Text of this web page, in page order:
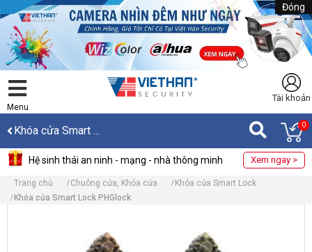
Đóng
Menu
Tài khoản
Khóa cửa Smart ... 0
Hệ sinh thái an ninh - mạng - nhà thông minh Xem ngay >
Trang chủ Chuông cửa, Khóa cửa
Khóa cửa Smart Lock
Khóa cửa Smart Lock PHGlock